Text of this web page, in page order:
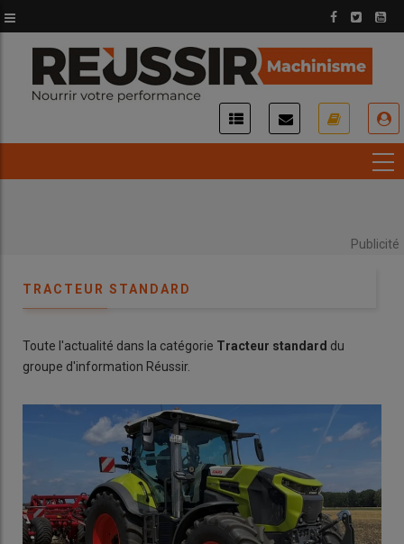
au
contenu
principal
Publicité
TRACTEUR STANDARD
Toute l'actualité dans la catégorie Tracteur standard du
groupe d'information Réussir.